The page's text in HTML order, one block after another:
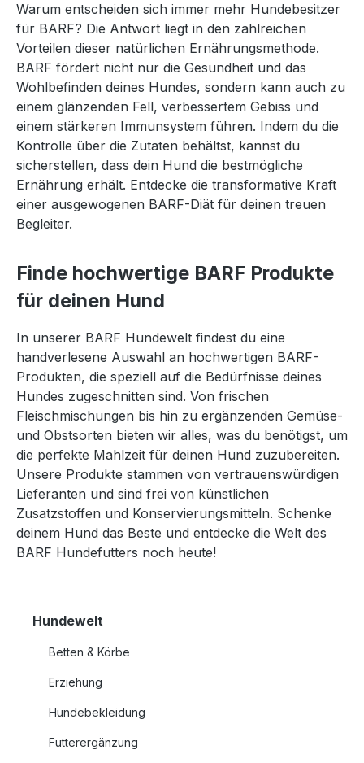
Warum entscheiden sich immer mehr Hundebesitzer
für BARF? Die Antwort liegt in den zahlreichen
Vorteilen dieser natürlichen Ernährungsmethode.
BARF fördert nicht nur die Gesundheit und das
Wohlbefinden deines Hundes, sondern kann auch zu
einem glänzenden Fell, verbessertem Gebiss und
einem stärkeren Immunsystem führen. Indem du die
Kontrolle über die Zutaten behältst, kannst du
sicherstellen, dass dein Hund die bestmögliche
Ernährung erhält. Entdecke die transformative Kraft
einer ausgewogenen BARF-Diät für deinen treuen
Begleiter.
Finde hochwertige BARF Produkte
für deinen Hund
In unserer BARF Hundewelt findest du eine
handverlesene Auswahl an hochwertigen BARF-
Produkten, die speziell auf die Bedürfnisse deines
Hundes zugeschnitten sind. Von frischen
Fleischmischungen bis hin zu ergänzenden Gemüse-
und Obstsorten bieten wir alles, was du benötigst, um
die perfekte Mahlzeit für deinen Hund zuzubereiten.
Unsere Produkte stammen von vertrauenswürdigen
Lieferanten und sind frei von künstlichen
Zusatzstoffen und Konservierungsmitteln. Schenke
deinem Hund das Beste und entdecke die Welt des
BARF Hundefutters noch heute!
Hundewelt
Betten & Körbe
Erziehung
Hundebekleidung
Futterergänzung